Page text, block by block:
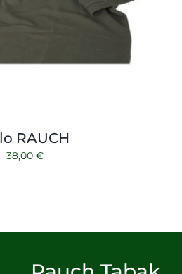
RAUCH
38,00 €